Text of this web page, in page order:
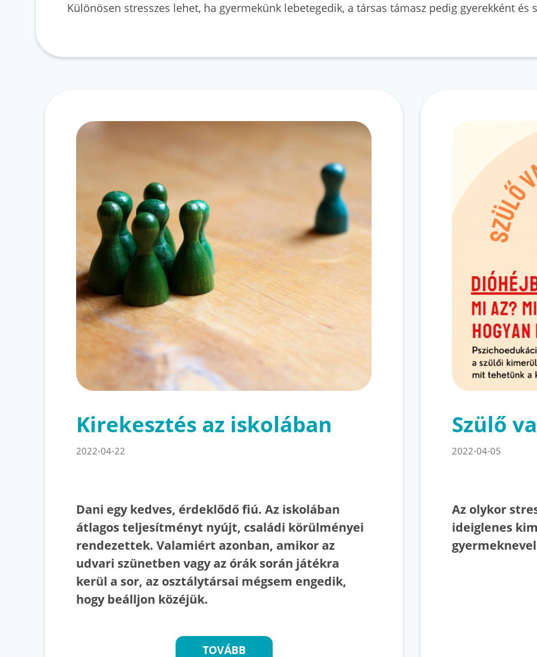
Különösen stresszes lehet, ha gyermekünk lebetegedik, a társas támasz pedig gyerekként
Kirekesztés az iskolában
2022-04-22
Dani egy kedves, érdeklődő fiú. Az iskolában
átlagos teljesítményt nyújt, családi körülményei
rendezettek. Valamiért azonban, amikor az
udvari szünetben vagy az órák során játékra
kerül a sor, az osztálytársai mégsem engedik,
hogy beálljon közéjük.
TOVÁBB
Szülő
2022-04-05
Az olykor
ideiglenes